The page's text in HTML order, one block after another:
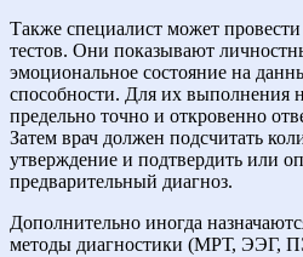
Также специалист может
тестов. Они показывают
эмоциональное состояние на
способности. Для их выполнения
предельно точно и откровенно
Затем врач должен подсчитать
утверждение и подтвердить или
предварительный диагноз.
Дополнительно иногда
методы диагностики (МРТ, ЭЭГ,